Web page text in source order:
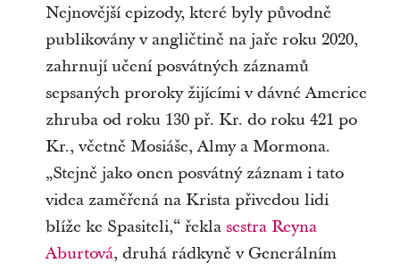
Nejnovější epizody, které byly původně
publikovány v angličtině na jaře roku 2020,
zahrnují učení posvátných záznamů
sepsaných proroky žijícími v dávné Americe
zhruba od roku 130 př. Kr. do roku 421 po
Kr., včetně Mosiáše, Almy a Mormona.
„Stejně jako onen posvátný záznam i tato
videa zaměřená na Krista přivedou lidi
blíže ke Spasiteli,“ řekla sestra Reyna
Aburtová, druhá rádkyně v Generálním